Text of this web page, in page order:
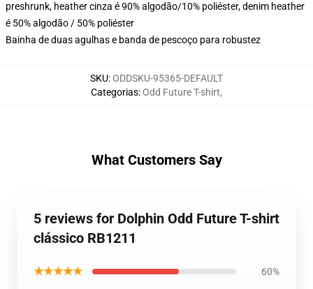
preshrunk, heather cinza é 90% algodão/10% poliéster, denim heather
é 50% algodão / 50% poliéster
Bainha de duas agulhas e banda de pescoço para robustez
SKU:ODDSKU-95365-DEFAULT
Categorias:Odd Future T-shirt,
What Customers Say
5 reviews for Dolphin Odd Future T-shirt
clássico RB1211
★★★★★ 60%